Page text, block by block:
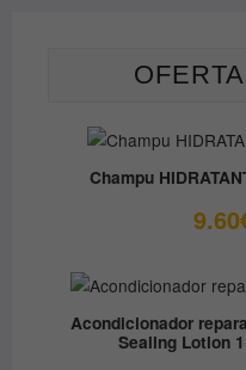
Champu
9.60
Acondicionador
Sealing Lotion